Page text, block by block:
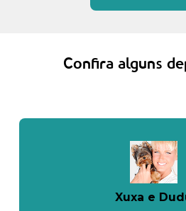
Confira alguns
Xuxa e